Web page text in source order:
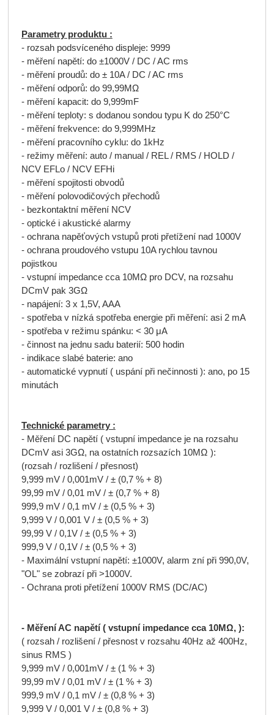
Parametry produktu :
- rozsah podsvíceného displeje: 9999
- měření napětí: do ±1000V / DC / AC rms
- měření proudů: do ± 10A / DC / AC rms
- měření odporů: do 99,99MΩ
- měření kapacit: do 9,999mF
- měření teploty: s dodanou sondou typu K do 250°C
- měření frekvence: do 9,999MHz
- měření pracovního cyklu: do 1kHz
- režimy měření: auto / manual / REL / RMS / HOLD /
NCV EFLo / NCV EFHi
- měření spojitosti obvodů
- měření polovodičových přechodů
- bezkontaktní měření NCV
- optické i akustické alarmy
- ochrana napěťových vstupů proti přetížení nad 1000V
- ochrana proudového vstupu 10A rychlou tavnou
pojistkou
- vstupní impedance cca 10MΩ pro DCV, na rozsahu
DCmV pak 3GΩ
- napájení: 3 x 1,5V, AAA
- spotřeba v nízká spotřeba energie při měření: asi 2 mA
- spotřeba v režimu spánku: < 30 μA
- činnost na jednu sadu baterií: 500 hodin
- indikace slabé baterie: ano
- automatické vypnutí ( uspání při nečinnosti ): ano, po 15
minutách
Technické parametry :
- Měření DC napětí ( vstupní impedance je na rozsahu
DCmV asi 3GΩ, na ostatních rozsazích 10MΩ ):
(rozsah / rozlišení / přesnost)
9,999 mV / 0,001mV / ± (0,7 % + 8)
99,99 mV / 0,01 mV / ± (0,7 % + 8)
999,9 mV / 0,1 mV / ± (0,5 % + 3)
9,999 V / 0,001 V / ± (0,5 % + 3)
99,99 V / 0,1V / ± (0,5 % + 3)
999,9 V / 0,1V / ± (0,5 % + 3)
- Maximální vstupní napětí: ±1000V, alarm zní při 990,0V,
"OL" se zobrazí při >1000V.
- Ochrana proti přetížení 1000V RMS (DC/AC)
- Měření AC napětí ( vstupní impedance cca 10MΩ, ):
( rozsah / rozlišení / přesnost v rozsahu 40Hz až 400Hz,
sinus RMS )
9,999 mV / 0,001mV / ± (1 % + 3)
99,99 mV / 0,01 mV / ± (1 % + 3)
999,9 mV / 0,1 mV / ± (0,8 % + 3)
9,999 V / 0,001 V / ± (0,8 % + 3)